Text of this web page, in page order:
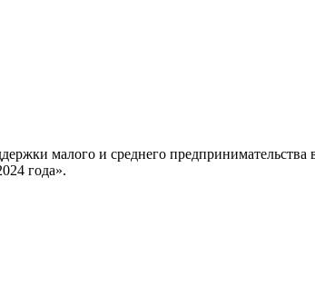
малого и среднего
года».